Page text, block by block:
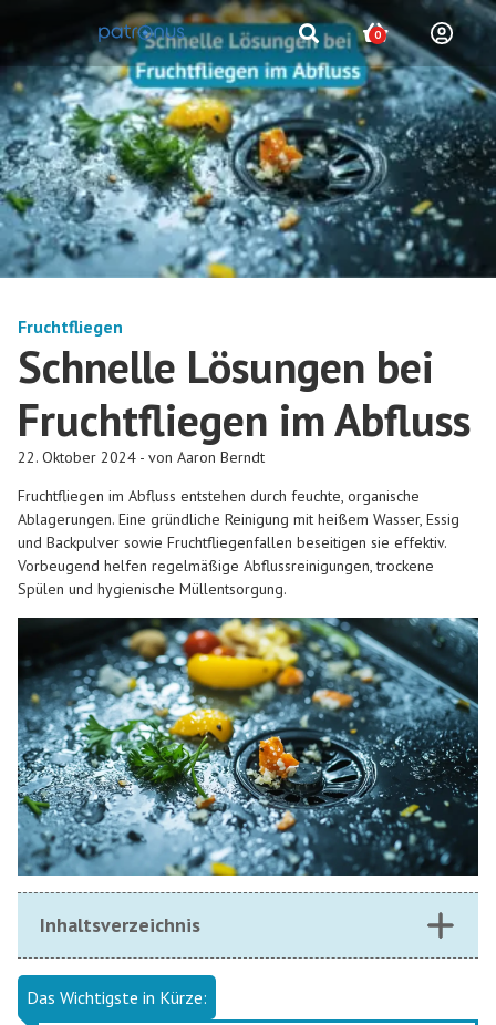
0
Fruchtfliegen
Schnelle Lösungen bei
Fruchtfliegen im Abfluss
22. Oktober 2024 - von Aaron Berndt
Fruchtfliegen im Abfluss entstehen durch feuchte, organische
Ablagerungen. Eine gründliche Reinigung mit heißem Wasser, Essig
und Backpulver sowie Fruchtfliegenfallen beseitigen sie effektiv.
Vorbeugend helfen regelmäßige Abflussreinigungen, trockene
Spülen und hygienische Müllentsorgung.
Inhaltsverzeichnis
Das Wichtigste in Kürze: